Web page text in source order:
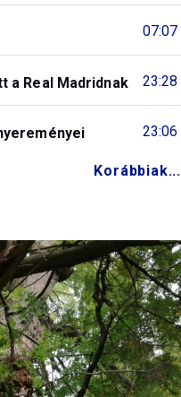
07:07
23:28
a Real Madridnak
23:06
Korábbiak...